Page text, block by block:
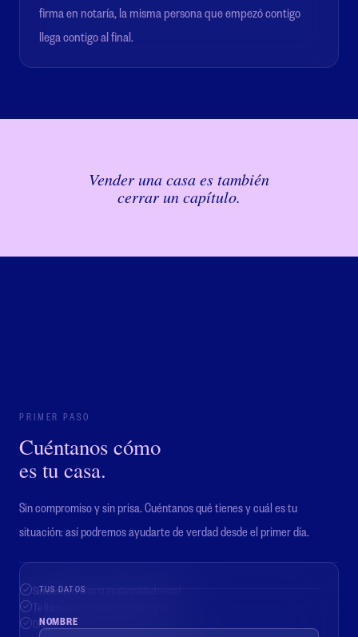
firma en notaría, la misma persona que empezó contigo
llega contigo al final.
Vender una casa es también
cerrar un capítulo.
PRIMER PASO
Cuéntanos cómo
es tu casa.
Sin compromiso y sin prisa. Cuéntanos qué tienes y cuál es tu
situación: así podremos ayudarte de verdad desde el primer día.
Sin compromiso ni exclusividad inicial
Te llamamos en menos de 24 horas
Diagnóstico gratuito de valor de mercado
TUS DATOS
NOMBRE